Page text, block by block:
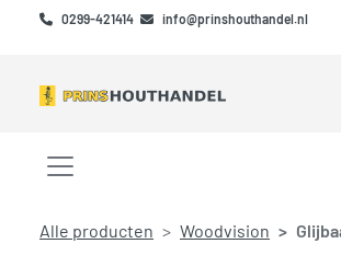
Skip to main
Skip to footer
0299-421414 info@prinshouthandel.nl
Menu openen/sluiten
Alle producten Woodvision